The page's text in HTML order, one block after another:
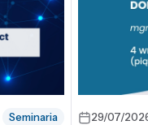
Seminaria 29/07/